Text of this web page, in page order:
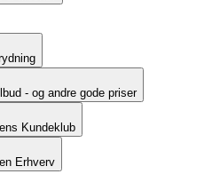
- og andre gode priser
Kundeklub
Erhverv